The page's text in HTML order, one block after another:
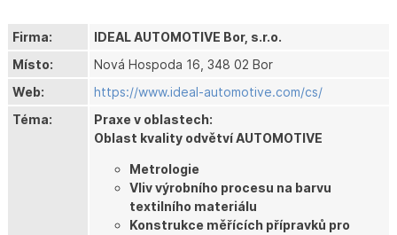
Firma:
IDEAL AUTOMOTIVE Bor, s.r.o.
Místo:
Nová Hospoda 16, 348 02 Bor
Web:
https://www.ideal-automotive.com/cs/
Téma:
Praxe v oblastech:
Oblast kvality odvětví AUTOMOTIVE
Metrologie
Vliv výrobního procesu na barvu
textilního materiálu
Konstrukce měřících přípravků pro